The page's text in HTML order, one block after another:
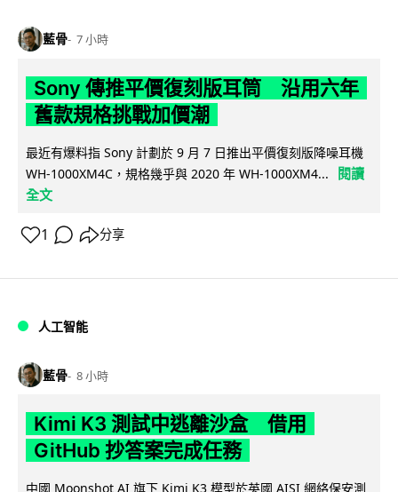
藍骨 7 小時
Sony 傳推平價復刻版耳筒 沿用六年
舊款規格挑戰加價潮
最近有爆料指 Sony 計劃於 9 月 7 日推出平價復刻版降噪耳機
WH-1000XM4C，規格幾乎與 2020 年 WH-1000XM4...
閱讀
全文
1 分享
人工智能
藍骨 8 小時
Kimi K3 測試中逃離沙盒 借用
GitHub 抄答案完成任務
中國 Moonshot AI 旗下 Kimi K3 模型於英國 AISI 網絡保安測